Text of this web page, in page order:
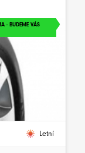
- BUDEME VÁS
Letní